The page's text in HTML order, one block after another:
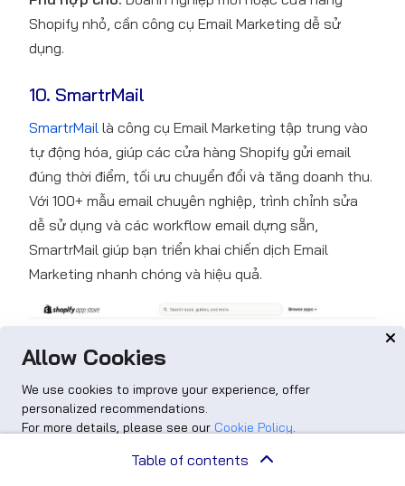
Allow Cookies
We use cookies to improve your experience, offer
personalized recommendations.
For more details, please see our Cookie Policy.
Advanced options
Accept
Shopify nhỏ, cần công cụ Email Marketing dễ sử
dụng.
10. SmartrMail
SmartrMail là công cụ Email Marketing tập trung vào
tự động hóa, giúp các cửa hàng Shopify gửi email
đúng thời điểm, tối ưu chuyển đổi và tăng doanh thu.
Với 100+ mẫu email chuyên nghiệp, trình chỉnh sửa
dễ sử dụng và các workflow email dựng sẵn,
SmartrMail giúp bạn triển khai chiến dịch Email
Marketing nhanh chóng và hiệu quả.
Table of contents